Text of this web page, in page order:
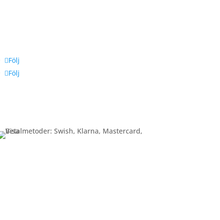
Följ
Följ